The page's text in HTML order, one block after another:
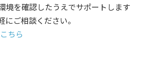
境を確認したうえでサポートします
ご相談ください。
ちら